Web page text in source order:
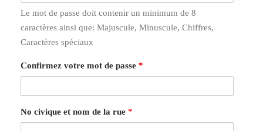
Le mot de passe doit contenir un minimum de 8
caractères ainsi que: Majuscule, Minuscule, Chiffres,
Caractères spéciaux
Confirmez votre mot de passe *
No civique et nom de la rue *